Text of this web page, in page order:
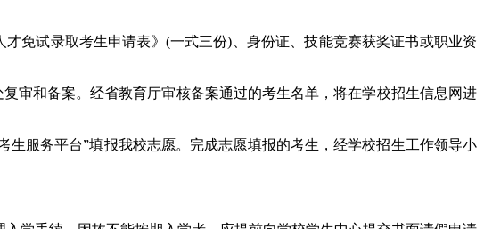
免试录取考生申请表》(一式三份)、身份证、技能竞赛获奖证书或职业资
和备案。经省教育厅审核备案通过的考生名单，将在学校招生信息网进
服务平台”填报我校志愿。完成志愿填报的考生，经学校招生工作领导小